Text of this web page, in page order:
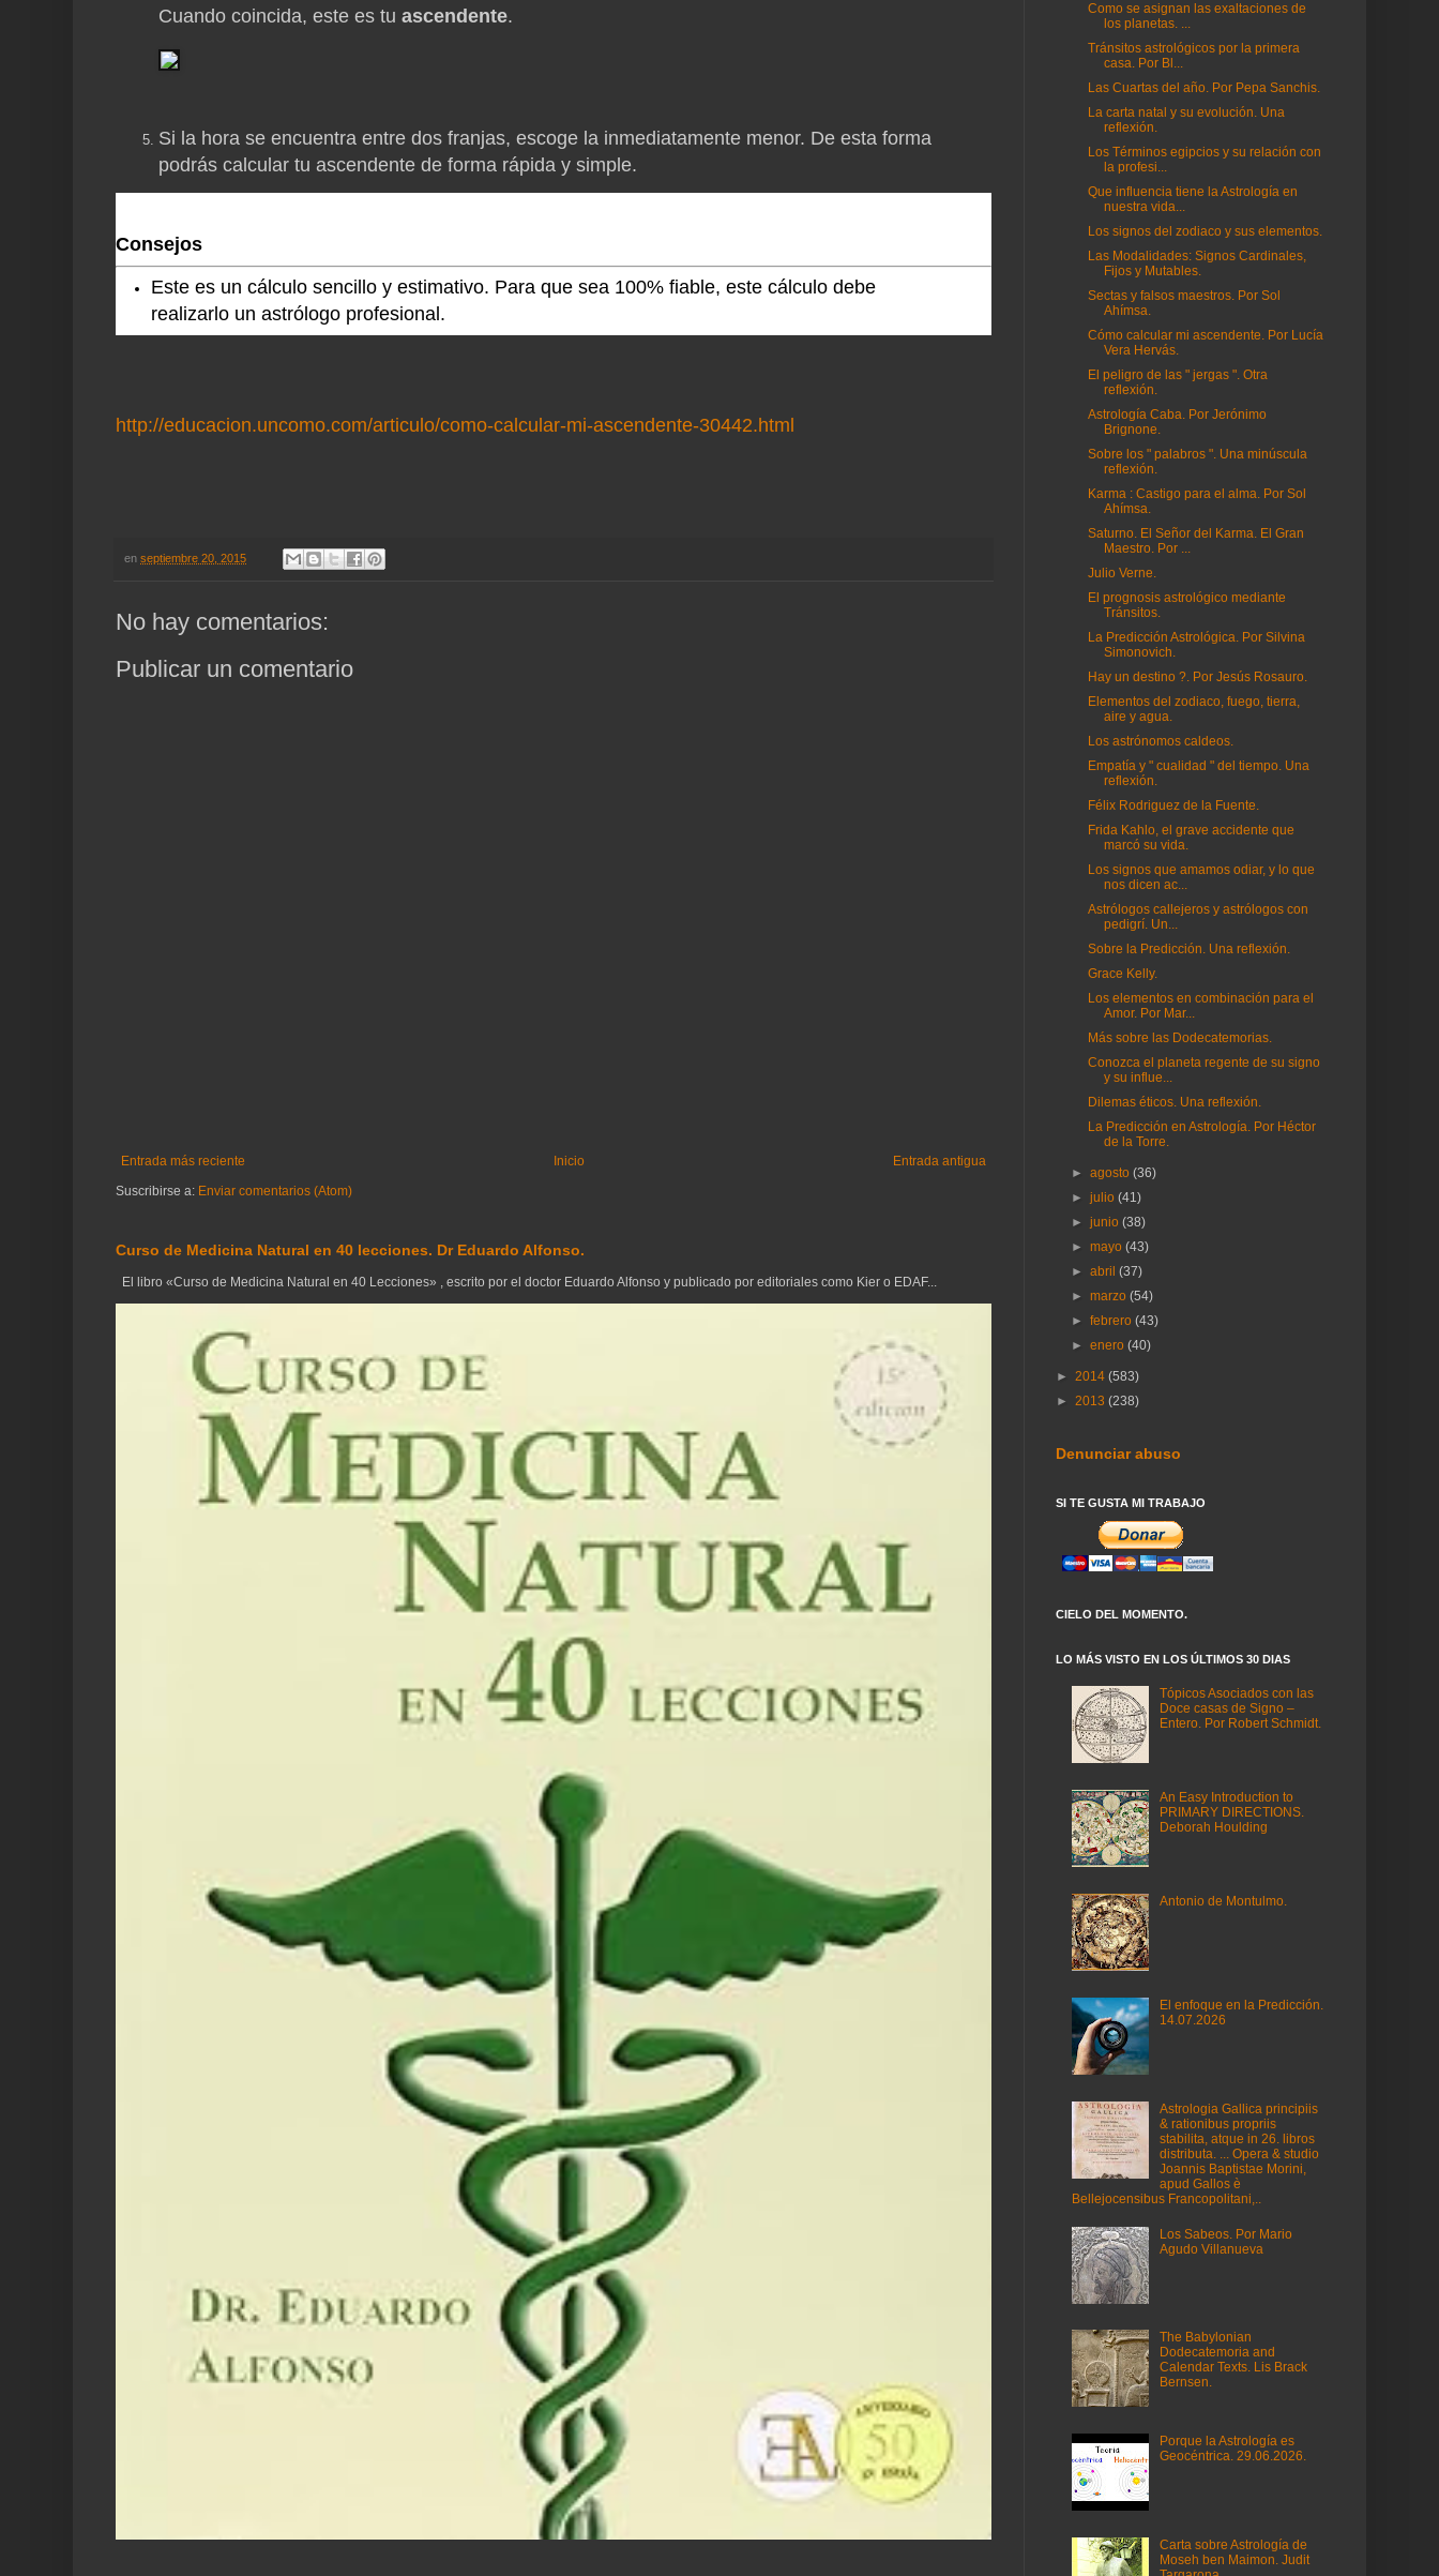
Cuando coincida, este es tu ascendente.
Si la hora se encuentra entre dos franjas, escoge la inmediatamente menor. De esta forma
podrás calcular tu ascendente de forma rápida y simple.
Consejos
Este es un cálculo sencillo y estimativo. Para que sea 100% fiable, este cálculo debe
realizarlo un astrólogo profesional.
http://educacion.uncomo.com/articulo/como-calcular-mi-ascendente-30442.html
en septiembre 20, 2015
No hay comentarios:
Publicar un comentario
Entrada más reciente Entrada antigua
Inicio
Suscribirse a: Enviar comentarios (Atom)
Curso de Medicina Natural en 40 lecciones. Dr Eduardo Alfonso.
El libro «Curso de Medicina Natural en 40 Lecciones» , escrito por el doctor Eduardo Alfonso y publicado por editoriales como Kier o EDAF...
Como se asignan las exaltaciones de
los planetas. ...
Tránsitos astrológicos por la primera
casa. Por Bl...
Las Cuartas del año. Por Pepa Sanchis.
La carta natal y su evolución. Una
reflexión.
Los Términos egipcios y su relación con
la profesi...
Que influencia tiene la Astrología en
nuestra vida...
Los signos del zodiaco y sus elementos.
Las Modalidades: Signos Cardinales,
Fijos y Mutables.
Sectas y falsos maestros. Por Sol
Ahímsa.
Cómo calcular mi ascendente. Por Lucía
Vera Hervás.
El peligro de las " jergas ". Otra
reflexión.
Astrología Caba. Por Jerónimo
Brignone.
Sobre los " palabros ". Una minúscula
reflexión.
Karma : Castigo para el alma. Por Sol
Ahímsa.
Saturno. El Señor del Karma. El Gran
Maestro. Por ...
Julio Verne.
El prognosis astrológico mediante
Tránsitos.
La Predicción Astrológica. Por Silvina
Simonovich.
Hay un destino ?. Por Jesús Rosauro.
Elementos del zodiaco, fuego, tierra,
aire y agua.
Los astrónomos caldeos.
Empatía y " cualidad " del tiempo. Una
reflexión.
Félix Rodriguez de la Fuente.
Frida Kahlo, el grave accidente que
marcó su vida.
Los signos que amamos odiar, y lo que
nos dicen ac...
Astrólogos callejeros y astrólogos con
pedigrí. Un...
Sobre la Predicción. Una reflexión.
Grace Kelly.
Los elementos en combinación para el
Amor. Por Mar...
Más sobre las Dodecatemorias.
Conozca el planeta regente de su signo
y su influe...
Dilemas éticos. Una reflexión.
La Predicción en Astrología. Por Héctor
de la Torre.
►agosto(36)
►julio(41)
►junio(38)
►mayo(43)
►abril(37)
►marzo(54)
►febrero(43)
►enero(40)
► 2014 (583)
► 2013 (238)
Denunciar abuso
SI TE GUSTA MI TRABAJO
CIELO DEL MOMENTO.
LO MÁS VISTO EN LOS ÚLTIMOS 30 DIAS
Tópicos Asociados con las
Doce casas de Signo –
Entero. Por Robert Schmidt.
An Easy Introduction to
PRIMARY DIRECTIONS.
Deborah Houlding
Antonio de Montulmo.
El enfoque en la Predicción.
14.07.2026
Astrologia Gallica principiis
& rationibus propriis
stabilita, atque in 26. libros
distributa. ... Opera & studio
Joannis Baptistae Morini,
apud Gallos è
Bellejocensibus Francopolitani,..
Los Sabeos. Por Mario
Agudo Villanueva
The Babylonian
Dodecatemoria and
Calendar Texts. Lis Brack
Bernsen.
Porque la Astrología es
Geocéntrica. 29.06.2026.
Carta sobre Astrología de
Moseh ben Maimon. Judit